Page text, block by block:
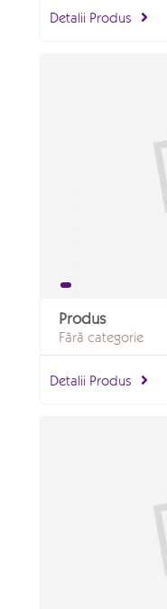
Detalii Produs
Produs
Fără categorie
Detalii Produs